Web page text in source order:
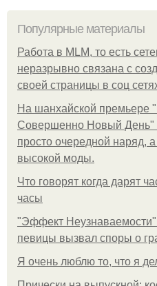
Популярные материалы
Работа в MLM, то есть
неразрывно связана с
своей страницы в соц
На шанхайской премьере
Совершенно Новый День"
просто очередной наряд,
высокой моды.
Что говорят когда дарят
часы
"Эффект
певицы вызвал споры о
Я очень люблю то, что я